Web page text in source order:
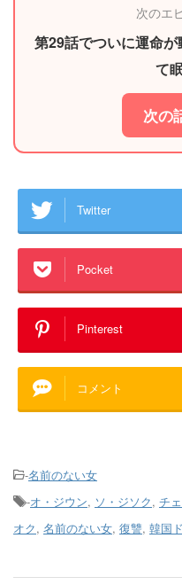
次のエ
第29話でついに運命
て
次の
Twitter
Pocket
Pinterest
コメント
-名前のない女
-オ・ジウン, ソ・ジソク, チ
オク, 名前のない女, 復讐, 韓国